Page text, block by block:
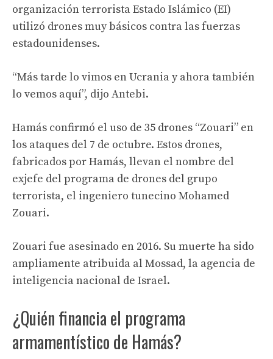
organización terrorista Estado Islámico (EI)
utilizó drones muy básicos contra las fuerzas
estadounidenses.
“Más tarde lo vimos en Ucrania y ahora también
lo vemos aquí”, dijo Antebi.
Hamás confirmó el uso de 35 drones “Zouari” en
los ataques del 7 de octubre. Estos drones,
fabricados por Hamás, llevan el nombre del
exjefe del programa de drones del grupo
terrorista, el ingeniero tunecino Mohamed
Zouari.
Zouari fue asesinado en 2016. Su muerte ha sido
ampliamente atribuida al Mossad, la agencia de
inteligencia nacional de Israel.
¿Quién financia el programa
armamentístico de Hamás?